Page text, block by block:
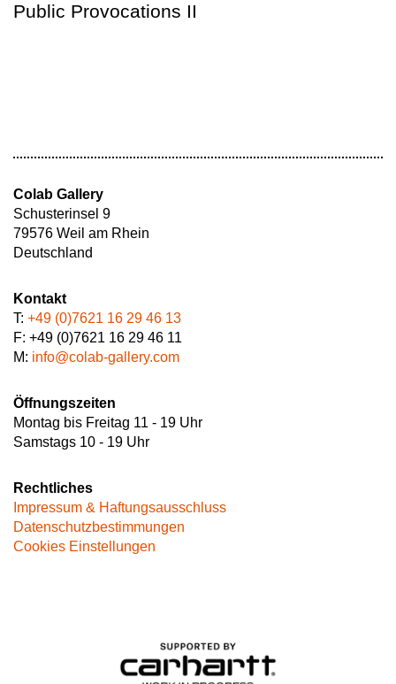
Public Provocations II
Colab Gallery
Schusterinsel 9
79576 Weil am Rhein
Deutschland
Kontakt
T: +49 (0)7621 16 29 46 13
F: +49 (0)7621 16 29 46 11
M: info@colab-gallery.com
Öffnungszeiten
Montag bis Freitag 11 - 19 Uhr
Samstags 10 - 19 Uhr
Rechtliches
Impressum & Haftungsausschluss
Datenschutzbestimmungen
Cookies Einstellungen